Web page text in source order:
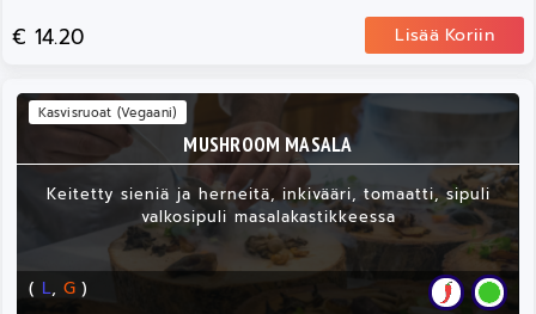
€ 14.20 Lisää Koriin
MUSHROOM MASALA
Keitetty sieniä ja herneitä, inkivääri, tomaatti, sipuli
valkosipuli masalakastikkeessa
( L, G )
Kasvisruoat (Vegaani)